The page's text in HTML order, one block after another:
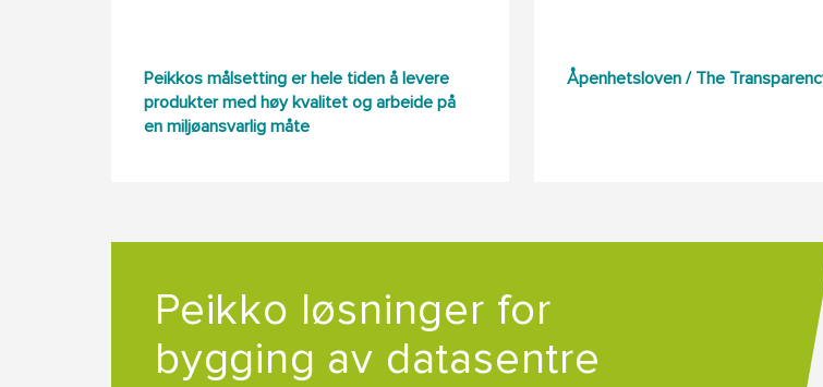
Peikkos målsetting er hele tiden å levere
produkter med høy kvalitet og arbeide på
en miljøansvarlig måte
Åpenhetsloven / The
Peikko løsninger for
bygging av datasentre